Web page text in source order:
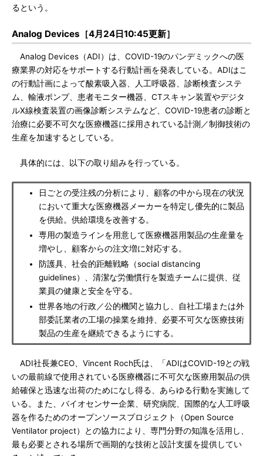
るという。
Analog Devices［4月24日10:45更新］
Analog Devices（ADI）は、COVID-19のパンデミックへの医
療業界の対応をサポートする行動計画を発表している。ADIはこ
の行動計画によって酸素吸入器、人工呼吸器、診断検査システ
ム、輸液ポンプ、患者モニター機器、CTスキャン装置やデジタ
ルX線検査装置の画像診断システムなど、COVID-19患者の診断と
治療に必要不可欠な医療機器に採用されている計測／制御技術の
生産を加速するとしている。
具体的には、以下の取り組みを行っている。
日ごとの受注残の分析により、顧客の中から現在の状況
において重大な医療機器メーカーを特定し優先的に製品
を供給。供給環境を改善する。
専用の製造ラインを用意して医療機器用製品の生産量を
増やし、顧客からの注文増に対応する。
防護具、社会的距離戦略（social distancing
guidelines）、清潔な労働慣行を製造チームに提供、従
業員の健康と安全を守る。
世界各地の行政／公的機関と協力し、自社工場または外
部委託業者の工場の操業を維持、必要不可欠な医療技術
製品の生産を継続できるようにする。
ADI社長兼CEO、Vincent Roch氏は、「ADIはCOVID-19との戦
いの最前線で使用されている医療機器に不可欠な医療用製品の供
給確保と迅速な出荷のためになし得る、あらゆる行動を実施して
いる。また、バイオセンサー企業、研究病院、国際的な人工呼吸
器を作るためのオープンソースプロジェクト（Open Source
Ventilator project）との協力により、専門分野の知識を活用し、
最も必要とされる場所で画期的な技術と設計支援を提供してい